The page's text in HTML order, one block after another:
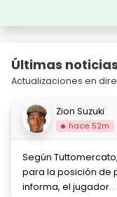
Últimas
Actualizaciones en
Zion Suzuki
hace 52m
Según
para la posición de
informa, el jugador